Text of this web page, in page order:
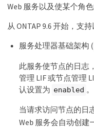
Web 服务以及使某个角
从 ONTAP 9.6 开始，支持
服务处理器基础架构 (
此服务使节点的日志
管理 LIF 或节点管理
认设置为 enabled 。
当请求访问节点的日
Web 服务会自动创建